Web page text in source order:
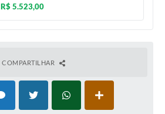
R$ 5.523,00
COMPARTILHAR